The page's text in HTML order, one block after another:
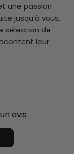
une passion
jusqu’à vous,
sélection de
leur
avis